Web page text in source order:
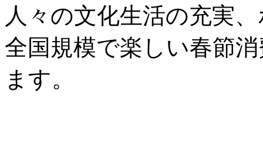
人々の文化生活の充実
全国規模で楽しい春節
ます。